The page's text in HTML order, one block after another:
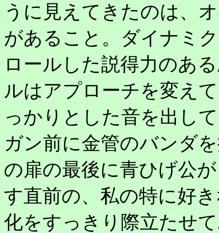
うに見えてきたのは、
があること。ダイナミ
ロールした説得力のあ
ルはアプローチを変え
っかりとした音を出し
ガン前に金管のバンダ
の扉の最後に青ひげ公
す直前の、私の特に好
化をすっきり際立たせ